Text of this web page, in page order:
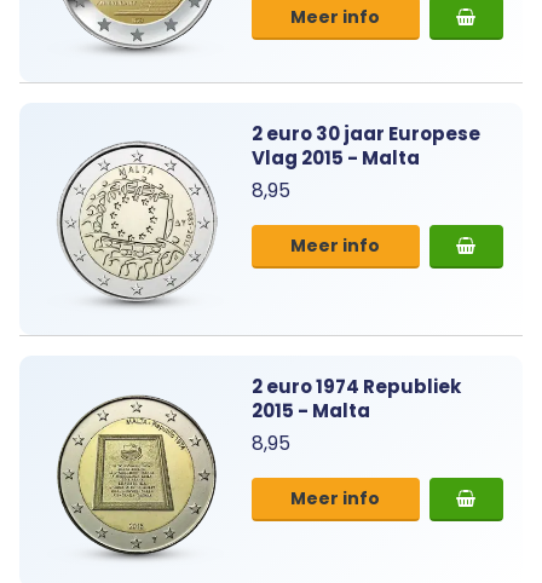
Meer info
2 euro 30 jaar Europese
Vlag 2015 - Malta
8,95
Meer info
2 euro 1974 Republiek
2015 - Malta
8,95
Meer info